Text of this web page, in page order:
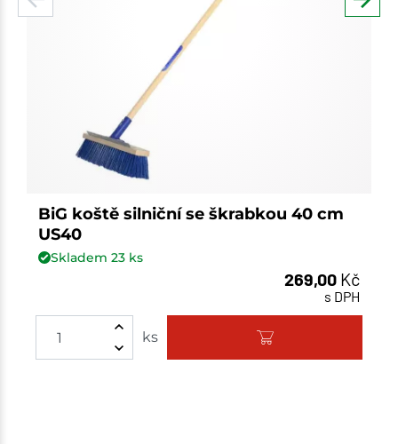
BiG koště silniční se škrabkou 40 cm
US40
Skladem 23ks
269,00 Kč
s DPH
ks